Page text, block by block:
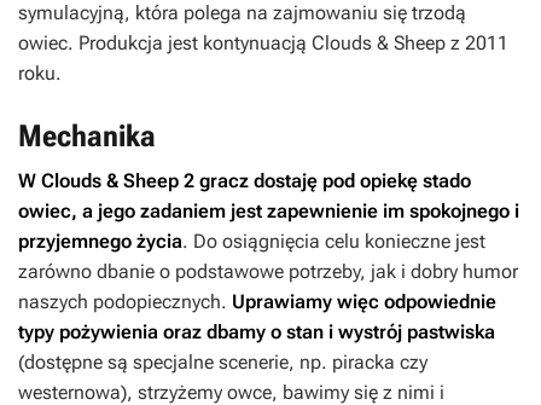
symulacyjną, która polega na zajmowaniu się trzodą
owiec. Produkcja jest kontynuacją Clouds & Sheep z 2011
roku.
Mechanika
W Clouds & Sheep 2 gracz dostaję pod opiekę stado
owiec, a jego zadaniem jest zapewnienie im spokojnego i
przyjemnego życia. Do osiągnięcia celu konieczne jest
zarówno dbanie o podstawowe potrzeby, jak i dobry humor
naszych podopiecznych. Uprawiamy więc odpowiednie
typy pożywienia oraz dbamy o stan i wystrój pastwiska
(dostępne są specjalne scenerie, np. piracka czy
westernowa), strzyżemy owce, bawimy się z nimi i